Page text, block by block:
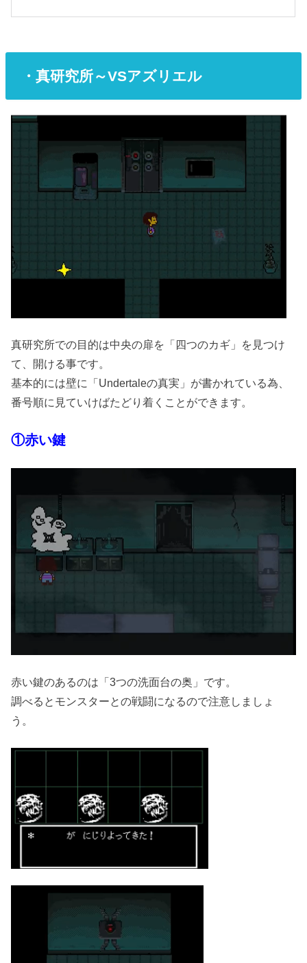
・真研究所～VSアズリエル
真研究所での目的は中央の扉を「四つのカギ」を見つけ
て、開ける事です。
基本的には壁に「Undertaleの真実」が書かれている為、
番号順に見ていけばたどり着くことができます。
①赤い鍵
赤い鍵のあるのは「3つの洗面台の奥」です。
調べるとモンスターとの戦闘になるので注意しましょ
う。